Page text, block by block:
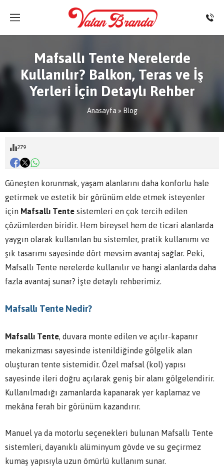
Mafsallı Tente Nerelerde
Kullanılır? Balkon, Teras ve İş
Yerleri İçin Detaylı Rehber
Anasayfa » Blog
279
Güneşten korunmak, yaşam alanlarını daha konforlu hale
getirmek ve estetik bir görünüm elde etmek isteyenler
için Mafsallı Tente sistemleri en çok tercih edilen
çözümlerden biridir. Hem bireysel hem de ticari alanlarda
yaygın olarak kullanılan bu sistemler, pratik kullanımı ve
şık tasarımı sayesinde dört mevsim avantaj sağlar. Peki,
Mafsallı Tente nerelerde kullanılır ve hangi alanlarda daha
fazla avantaj sunar? İşte detaylı rehberimiz.
Mafsallı Tente Nedir?
Mafsallı Tente, duvara monte edilen ve açılır-kapanır
mekanizması sayesinde istenildiğinde gölgelik alan
oluşturan tente sistemidir. Özel mafsal (kol) yapısı
sayesinde ileri doğru açılarak geniş bir alanı gölgelendirir.
Kullanılmadığı zamanlarda kapanarak yer kaplamaz ve
mekâna ferah bir görünüm kazandırır.
Manuel ya da motorlu seçenekleri bulunan Mafsallı Tente
sistemleri, dayanıklı alüminyum gövde ve su geçirmez
kumaş yapısıyla uzun ömürlü kullanım sunar.